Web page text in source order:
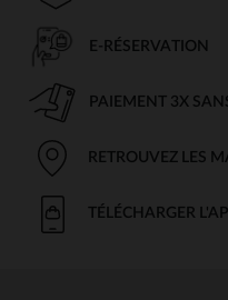
E-RÉSERVATION
PAIEMENT 3X
RETROUVEZ LES
TÉLÉCHARGER